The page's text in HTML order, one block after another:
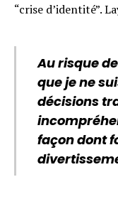
“crise d’identité”.
Au risque
que je ne
décisions
façon dont